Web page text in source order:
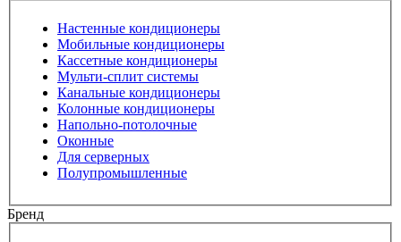
Настенные кондиционеры
Мобильные кондиционеры
Кассетные кондиционеры
Мульти-сплит системы
Канальные кондиционеры
Колонные кондиционеры
Напольно-потолочные
Оконные
Для серверных
Полупромышленные
Бренд